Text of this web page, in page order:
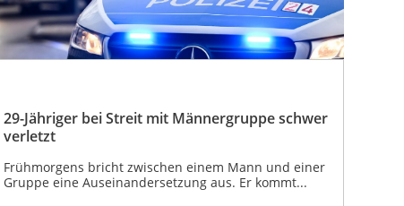
29-Jähriger bei Streit mit Männergruppe schwer
verletzt
Frühmorgens bricht zwischen einem Mann und einer
Gruppe eine Auseinandersetzung aus. Er kommt...